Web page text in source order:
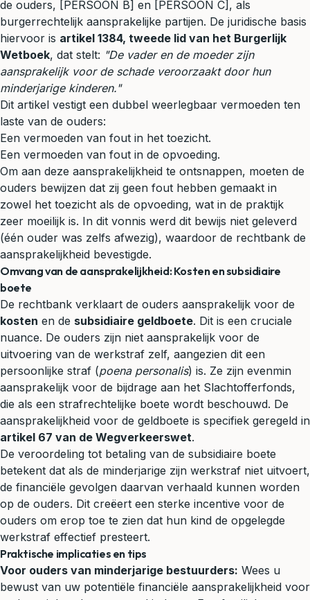
de ouders, [PERSOON B] en [PERSOON C], als
burgerrechtelijk aansprakelijke partijen. De juridische basis
hiervoor is artikel 1384, tweede lid van het Burgerlijk
Wetboek, dat stelt: "De vader en de moeder zijn
aansprakelijk voor de schade veroorzaakt door hun
minderjarige kinderen."
Dit artikel vestigt een dubbel weerlegbaar vermoeden ten
laste van de ouders:
Een vermoeden van fout in het toezicht.
Een vermoeden van fout in de opvoeding.
Om aan deze aansprakelijkheid te ontsnappen, moeten de
ouders bewijzen dat zij geen fout hebben gemaakt in
zowel het toezicht als de opvoeding, wat in de praktijk
zeer moeilijk is. In dit vonnis werd dit bewijs niet geleverd
(één ouder was zelfs afwezig), waardoor de rechtbank de
aansprakelijkheid bevestigde.
Omvang van de aansprakelijkheid: Kosten en subsidiaire
boete
De rechtbank verklaart de ouders aansprakelijk voor de
kosten en de subsidiaire geldboete. Dit is een cruciale
nuance. De ouders zijn niet aansprakelijk voor de
uitvoering van de werkstraf zelf, aangezien dit een
persoonlijke straf (poena personalis) is. Ze zijn evenmin
aansprakelijk voor de bijdrage aan het Slachtofferfonds,
die als een strafrechtelijke boete wordt beschouwd. De
aansprakelijkheid voor de geldboete is specifiek geregeld in
artikel 67 van de Wegverkeerswet.
De veroordeling tot betaling van de subsidiaire boete
betekent dat als de minderjarige zijn werkstraf niet uitvoert,
de financiële gevolgen daarvan verhaald kunnen worden
op de ouders. Dit creëert een sterke incentive voor de
ouders om erop toe te zien dat hun kind de opgelegde
werkstraf effectief presteert.
Praktische implicaties en tips
Voor ouders van minderjarige bestuurders: Wees u
bewust van uw potentiële financiële aansprakelijkheid voor